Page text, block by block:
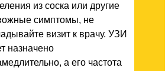
из соска или другие
симптомы, не
визит к врачу. УЗИ
назначено
а его частота